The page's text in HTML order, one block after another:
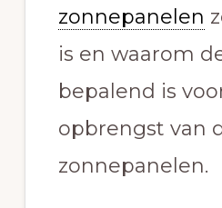
zonnepanelen
is en waarom
bepalend is
opbrengst van
zonnepanelen.